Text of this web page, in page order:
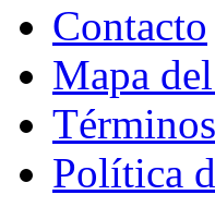
Contacto
Mapa
Política